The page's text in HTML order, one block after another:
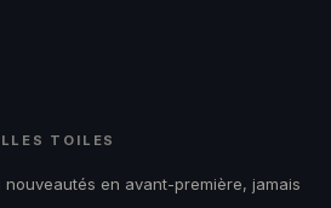
TOILES
en avant-première, jamais